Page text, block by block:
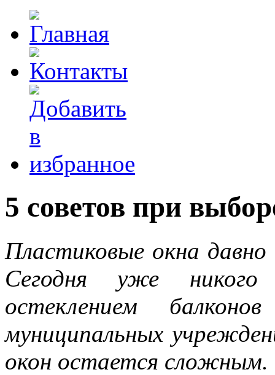
5 советов при
Пластиковые окна
Сегодня уже
остеклением
муниципальных
окон остается сложным.